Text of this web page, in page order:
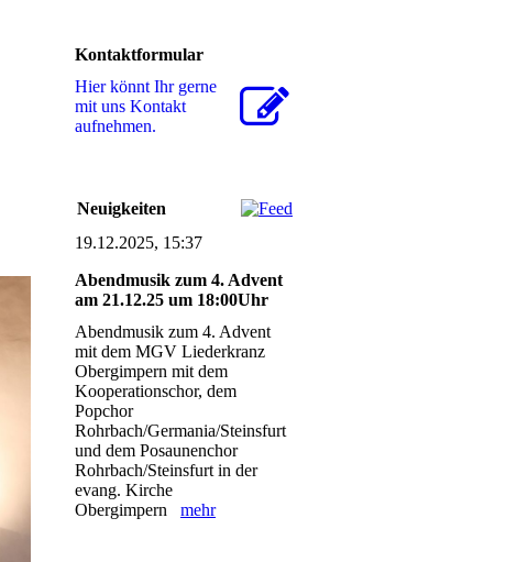
Kontaktformular
Hier könnt Ihr gerne
mit uns Kontakt
aufnehmen.
Neuigkeiten
19.12.2025, 15:37
Abendmusik zum 4. Advent
am 21.12.25 um 18:00Uhr
Abendmusik zum 4. Advent
mit dem MGV Liederkranz
Obergimpern mit dem
Kooperationschor, dem
Popchor
Rohrbach/Germania/Steinsfurt
und dem Posaunenchor
Rohrbach/Steinsfurt in der
evang. Kirche
Obergimpern mehr